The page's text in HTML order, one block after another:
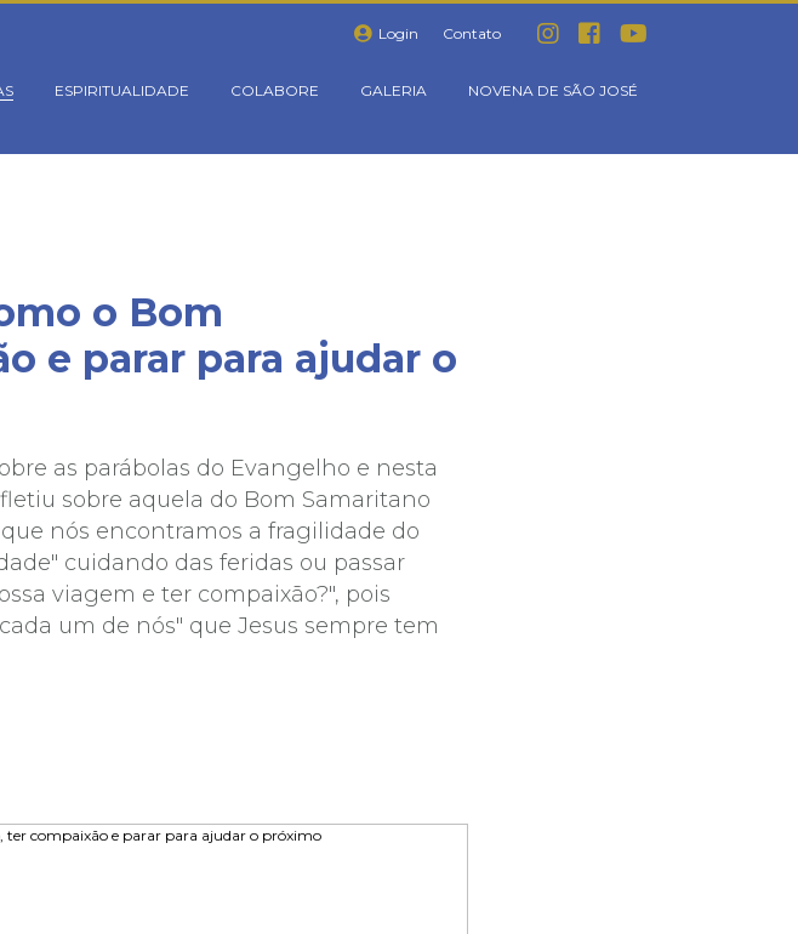
in
Login Contato
ESPIRITUALIDADE COLABORE GALERIA NOVENA DE SÃO JOSÉ
o Bom
e parar para ajudar o
as parábolas do Evangelho e nesta
sobre aquela do Bom Samaritano
nós encontramos a fragilidade do
cuidando das feridas ou passar
viagem e ter compaixão?", pois
um de nós" que Jesus sempre tem